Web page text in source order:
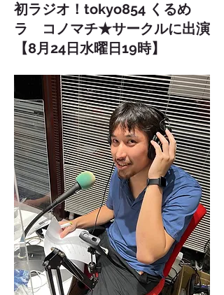
初ラジオ！tokyo854 くるめ
ラ コノマチ★サークルに出演
【8月24日水曜日19時】